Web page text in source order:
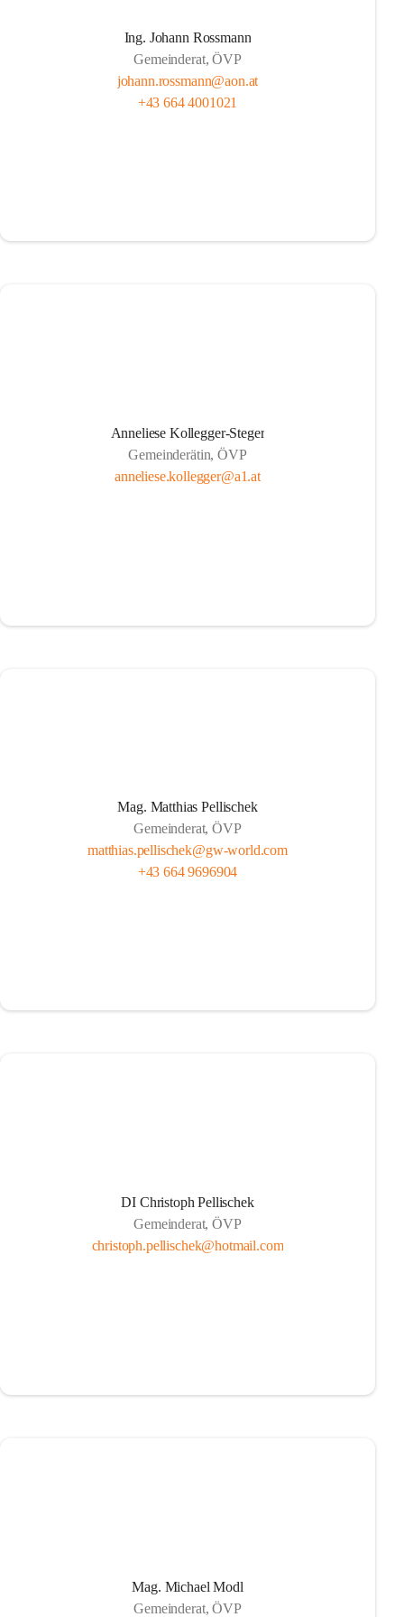
Ing. Johann Rossmann
Gemeinderat, ÖVP
johann.rossmann@aon.at
+43 664 4001021
Anneliese Kollegger-Steger
Gemeinderätin, ÖVP
anneliese.kollegger@a1.at
Mag. Matthias Pellischek
Gemeinderat, ÖVP
matthias.pellischek@gw-world.com
+43 664 9696904
DI Christoph Pellischek
Gemeinderat, ÖVP
christoph.pellischek@hotmail.com
Mag. Michael Modl
Gemeinderat, ÖVP